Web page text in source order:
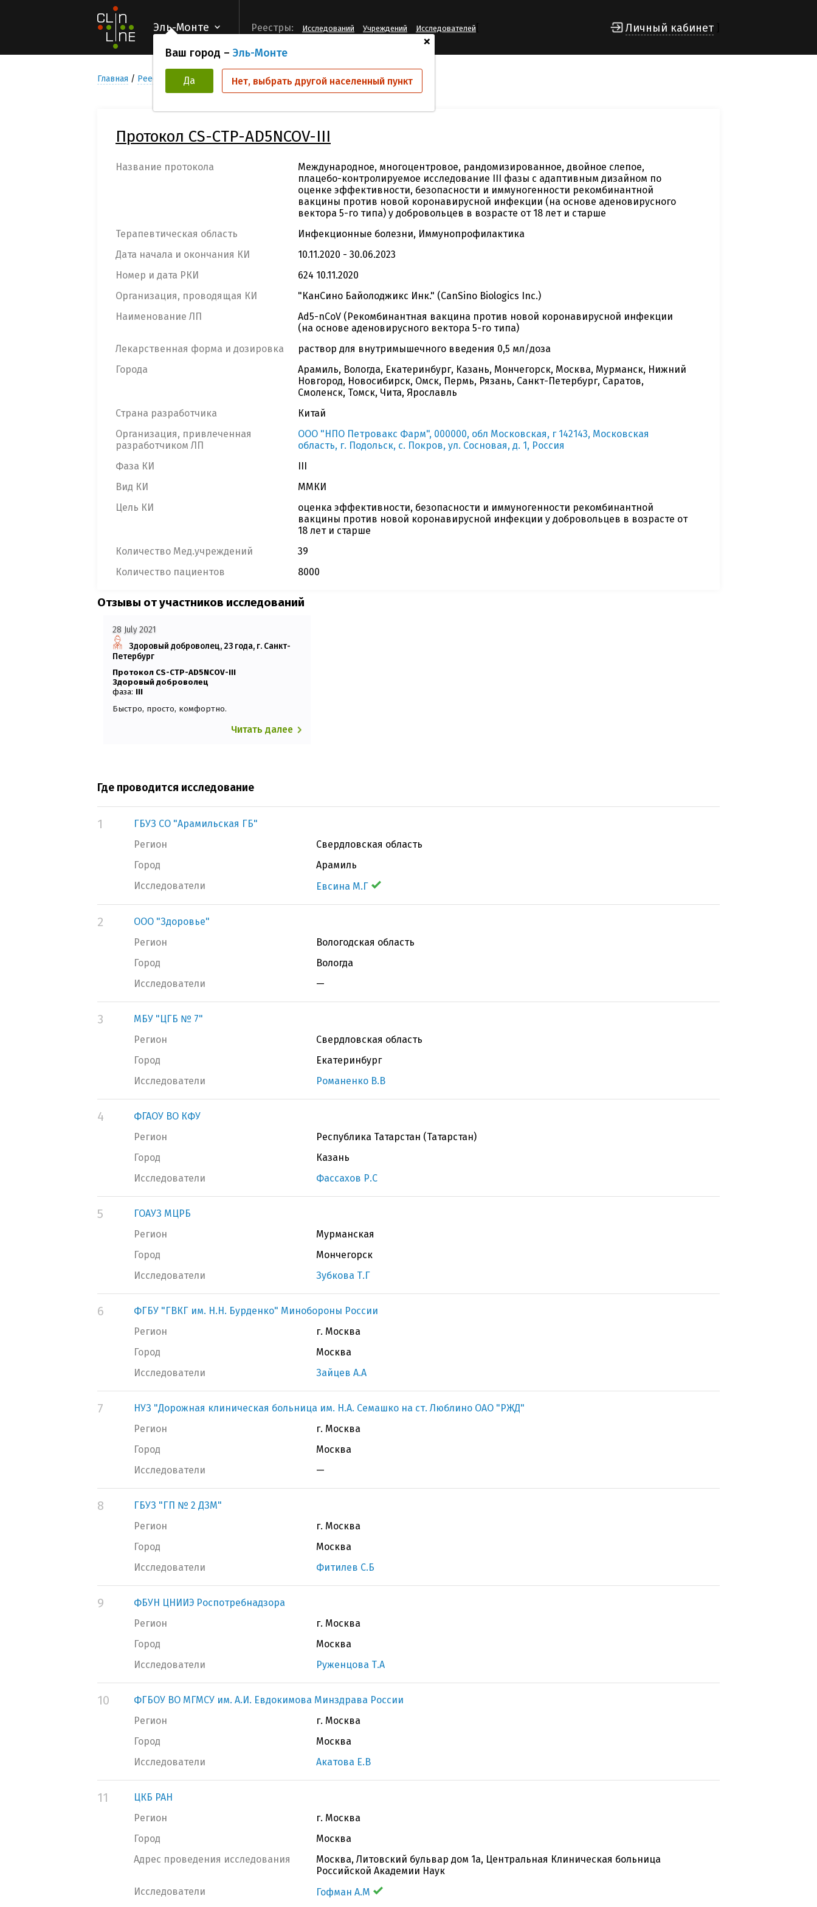
Эль-Монте
+
Ваш город – Эль-Монте
Да Нет, выбрать другой населенный пункт
Реестры: Исследований Учреждений Исследователей Личный кабинет
Главная Реестр Клинических исследований CS-CTP-AD5NCOV-III
Протокол CS-CTP-AD5NCOV-III
Название протокола
Международное, многоцентровое, рандомизированное, двойное слепое,
плацебо-контролируемое исследование III фазы с адаптивным дизайном по
оценке эффективности, безопасности и иммуногенности рекомбинантной
вакцины против новой коронавирусной инфекции (на основе аденовирусного
вектора 5-го типа) у добровольцев в возрасте от 18 лет и старше
Терапевтическая область
Инфекционные болезни, Иммунопрофилактика
Дата начала и окончания КИ
10.11.2020 - 30.06.2023
Номер и дата РКИ
624 10.11.2020
Организация, проводящая КИ
"КанСино Байолоджикс Инк." (CanSino Biologics Inc.)
Наименование ЛП
Ad5-nCoV (Рекомбинантная вакцина против новой коронавирусной инфекции
(на основе аденовирусного вектора 5-го типа)
Лекарственная форма и дозировка
раствор для внутримышечного введения 0,5 мл/доза
Города
Арамиль, Вологда, Екатеринбург, Казань, Мончегорск, Москва, Мурманск, Нижний
Новгород, Новосибирск, Омск, Пермь, Рязань, Санкт-Петербург, Саратов,
Смоленск, Томск, Чита, Ярославль
Страна разработчика
Китай
Организация, привлеченная
разработчиком ЛП
ООО "НПО Петровакс Фарм", 000000, обл Московская, г 142143, Московская
область, г. Подольск, с. Покров, ул. Сосновая, д. 1, Россия
Фаза КИ
III
Вид КИ
ММКИ
Цель КИ
оценка эффективности, безопасности и иммуногенности рекомбинантной
вакцины против новой коронавирусной инфекции у добровольцев в возрасте от
18 лет и старше
Количество Мед.учреждений
39
Количество пациентов
8000
Отзывы от участников исследований
28 July 2021
Здоровый доброволец, 23 года, г. Санкт-
Петербург
Протокол CS-CTP-AD5NCOV-III
Здоровый доброволец
фаза: III
Быстро, просто, комфортно.
Читать далее
Где проводится исследование
1
ГБУЗ СО "Арамильская ГБ"
Регион
Свердловская область
Город
Арамиль
Исследователи
Евсина М.Г
2
ООО "Здоровье"
Регион
Вологодская область
Город
Вологда
Исследователи
—
3
МБУ "ЦГБ № 7"
Регион
Свердловская область
Город
Екатеринбург
Исследователи
Романенко В.В
4
ФГАОУ ВО КФУ
Регион
Республика Татарстан (Татарстан)
Город
Казань
Исследователи
Фассахов Р.С
5
ГОАУЗ МЦРБ
Регион
Мурманская
Город
Мончегорск
Исследователи
Зубкова Т.Г
6
ФГБУ "ГВКГ им. Н.Н. Бурденко" Минобороны России
Регион
г. Москва
Город
Москва
Исследователи
Зайцев А.А
7
НУЗ "Дорожная клиническая больница им. Н.А. Семашко на ст. Люблино ОАО "РЖД"
Регион
г. Москва
Город
Москва
Исследователи
—
8
ГБУЗ "ГП № 2 ДЗМ"
Регион
г. Москва
Город
Москва
Исследователи
Фитилев С.Б
9
ФБУН ЦНИИЭ Роспотребнадзора
Регион
г. Москва
Город
Москва
Исследователи
Руженцова Т.А
10
ФГБОУ ВО МГМСУ им. А.И. Евдокимова Минздрава России
Регион
г. Москва
Город
Москва
Исследователи
Акатова Е.В
11
ЦКБ РАН
Регион
г. Москва
Город
Москва
Адрес проведения исследования
Москва, Литовский бульвар дом 1а, Центральная Клиническая больница
Российской Академии Наук
Исследователи
Гофман А.М